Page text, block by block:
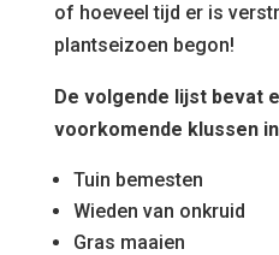
of hoeveel tijd er is
plantseizoen begon!
De volgende lijst bevat
voorkomende klussen
Tuin bemesten
Wieden van onkruid
Gras maaien